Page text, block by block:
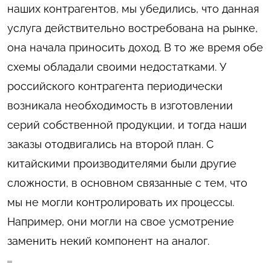
наших контрагентов, мы убедились, что данная
услуга действительно востребована на рынке,
она начала приносить доход. В то же время обе
схемы обладали своими недостатками. У
российского контрагента периодически
возникала необходимость в изготовлении
серий собственной продукции, и тогда наши
заказы отодвигались на второй план. С
китайскими производителями были другие
сложности, в основном связанные с тем, что
мы не могли контролировать их процессы.
Например, они могли на свое усмотрение
заменить некий компонент на аналог.